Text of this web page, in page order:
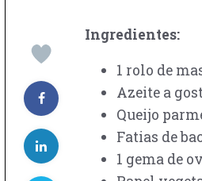
Ingredientes:
1 rolo de
Azeite a
Queijo
Fatias de
1 gema de